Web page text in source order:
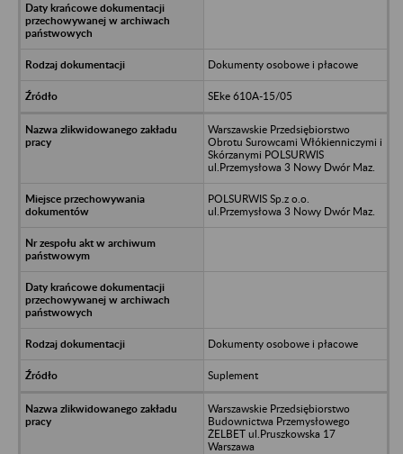
Dokumenty osobowe i płacowe
SEke 610A-15/05
Warszawskie Przedsiębiorstwo
Obrotu Surowcami Włókienniczymi i
Skórzanymi POLSURWIS
ul.Przemysłowa 3 Nowy Dwór Maz.
POLSURWIS Sp.z o.o.
ul.Przemysłowa 3 Nowy Dwór Maz.
Dokumenty osobowe i płacowe
Suplement
Warszawskie Przedsiębiorstwo
Budownictwa Przemysłowego
ŻELBET ul.Pruszkowska 17
Warszawa